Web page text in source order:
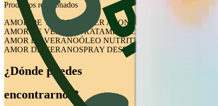
Productos relacionados
AMOR DE VERANO SÚPER ACONDICIONADOR SIN
AMOR DE VERANO
TRATAMIENTO CAPILAR
AMOR DE VERANOÓLEO NUTRITIVO REPARADOR
AMOR DE VERANOSPRAY DESENREDANTE 5 EN 1
¿Dónde puedes
encontrarnos?